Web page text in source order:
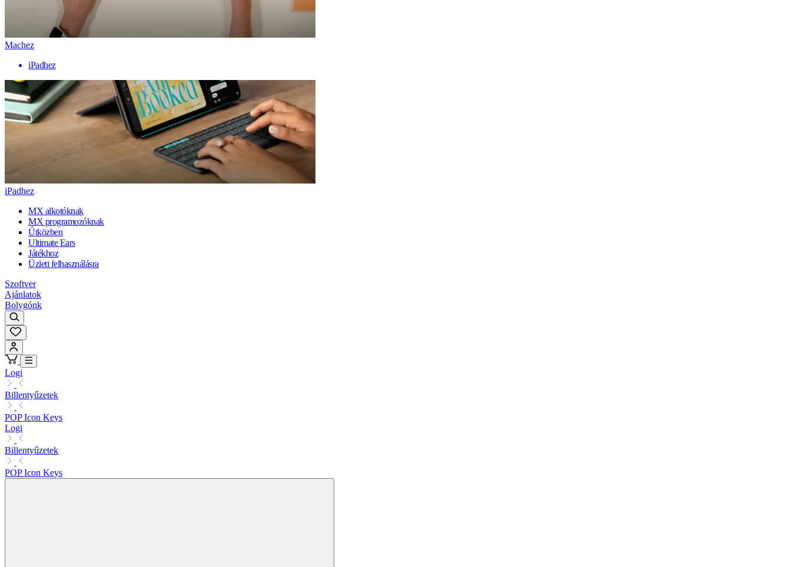
Machez
iPadhez
iPadhez
MX alkotóknak
MX programozóknak
Útközben
Ultimate Ears
Játékhoz
Üzleti felhasználásra
Szoftver
Ajánlatok
Bolygónk
Logi
Billentyűzetek
POP Icon Keys
Logi
Billentyűzetek
POP Icon Keys